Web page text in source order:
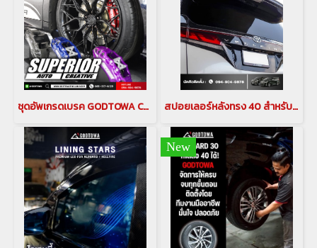
ชุดอัพเกรดเบรค GODTOWA CALIPER BREAK คาลิปเปอร์เบรก ดิสเบรค GODTOWA สำหรับรถยนต์ ALPHARD / VELLFIRE 30 รุ่นปี 2015-2022(copy)(copy) สปอยเลอร์หลังทรง 40 สำหรับ ALPHARD / VELLFIRE 30
New